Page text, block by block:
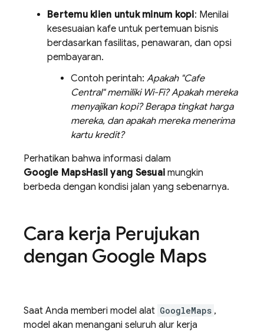
Bertemu klien untuk minum kopi: Menilai
kesesuaian kafe untuk pertemuan bisnis
berdasarkan fasilitas, penawaran, dan opsi
pembayaran.
Contoh perintah: Apakah "Cafe
Central" memiliki Wi-Fi? Apakah mereka
menyajikan kopi? Berapa tingkat harga
mereka, dan apakah mereka menerima
kartu kredit?
Perhatikan bahwa informasi dalam
Google MapsHasil yang Sesuai mungkin
berbeda dengan kondisi jalan yang sebenarnya.
Cara kerja Perujukan
dengan Google Maps
Saat Anda memberi model alat GoogleMaps ,
model akan menangani seluruh alur kerja